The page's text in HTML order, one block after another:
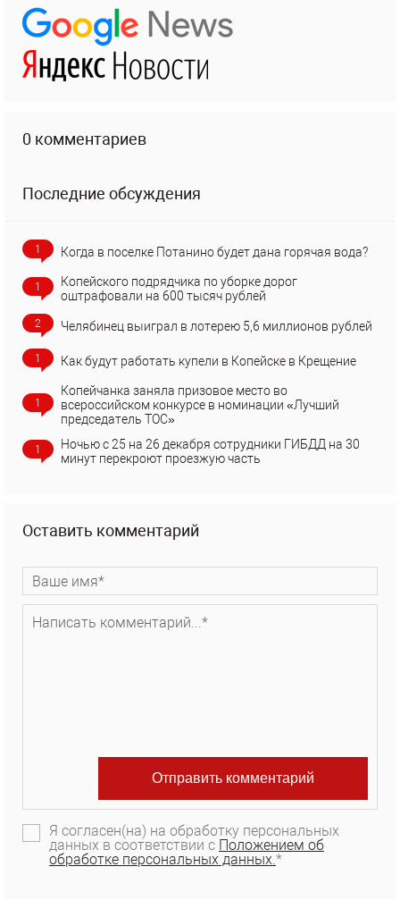
0 комментариев
Последние обсуждения
1 Когда в поселке Потанино будет дана горячая вода?
1
Копейского подрядчика по уборке дорог
оштрафовали на 600 тысяч рублей
2 Челябинец выиграл в лотерею 5,6 миллионов рублей
1 Как будут работать купели в Копейске в Крещение
1
Копейчанка заняла призовое место во
всероссийском конкурсе в номинации «Лучший
председатель ТОС»
1
Ночью с 25 на 26 декабря сотрудники ГИБДД на 30
минут перекроют проезжую часть
Оставить комментарий
Я согласен(на) на обработку персональных
данных в соответствии с Положением об
обработке персональных данных.*